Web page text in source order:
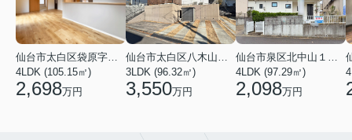
4LDK (105.15㎡)
2,698万円
3LDK (96.32㎡)
3,550万円
4LDK (97.29㎡)
2,098万円